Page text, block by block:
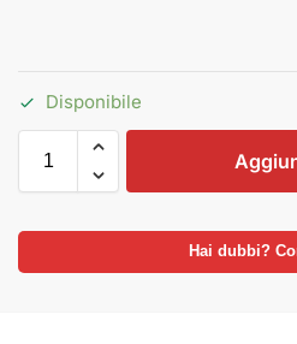
Disponibile
Hai dubbi?